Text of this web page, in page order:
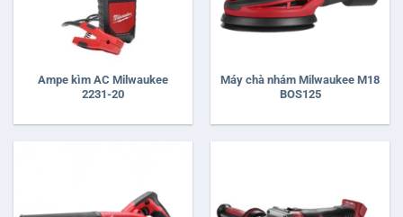
Ampe kìm AC Milwaukee
2231-20
Máy chà nhám Milwaukee M18
BOS125